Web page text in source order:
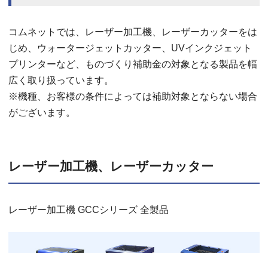
コムネットでは、レーザー加工機、レーザーカッターをは
じめ、ウォータージェットカッター、UVインクジェット
プリンターなど、ものづくり補助金の対象となる製品を幅
広く取り扱っています。
※機種、お客様の条件によっては補助対象とならない場合
がございます。
レーザー加工機、レーザーカッター
レーザー加工機 GCCシリーズ 全製品